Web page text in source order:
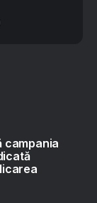
campania